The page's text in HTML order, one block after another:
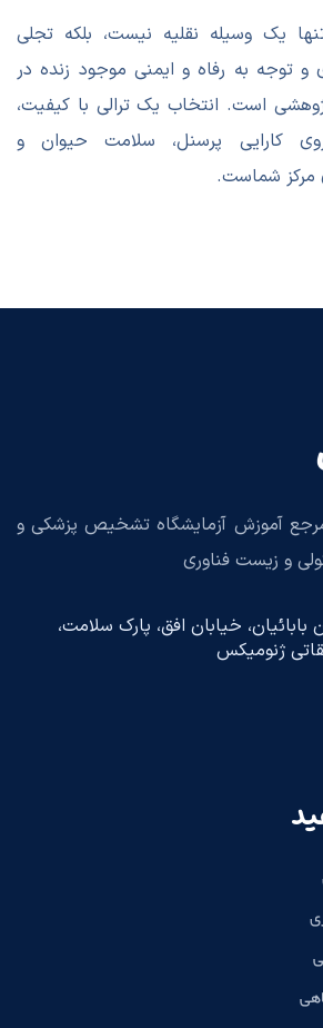
یک وسیله نقلیه نیست، بلکه تجلی
و توجه به رفاه و ایمنی موجود زنده در
است. انتخاب یک ترالی با کیفیت،
کارایی پرسنل، سلامت حیوان و
مرکز شماست.
مرجع آموزش آزمایشگاه تشخیص پزشکی و
و زیست فناوری
بابائیان، خیابان افق، پارک سلامت،
ژنومیکس